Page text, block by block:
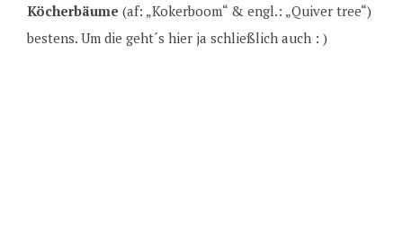
Köcherbäume (af: „Kokerboom“ & engl.: „Quiver tree“)
bestens. Um die geht´s hier ja schließlich auch : )